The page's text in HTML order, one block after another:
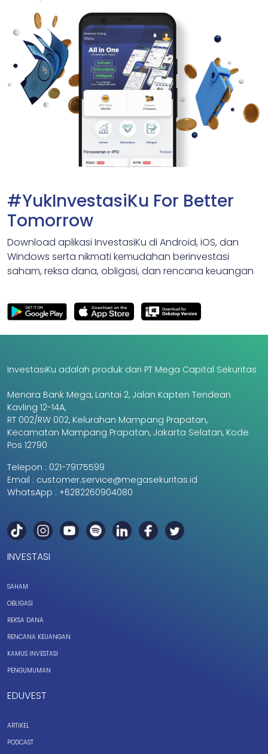
#YukInvestasiKu For Better
Tomorrow
Download aplikasi InvestasiKu di Android, iOS, dan
Windows serta nikmati kemudahan berinvestasi
saham, reksa dana, obligasi, dan rencana keuangan
InvestasiKu adalah produk dari PT Mega Capital Sekuritas
Menara Bank Mega, Lantai 2, Jalan Kapten Tendean
Kavling 12-14A,
RT 002/RW 002, Kelurahan Mampang Prapatan,
Kecamatan Mampang Prapatan, Jakarta Selatan, Kode
Pos 12790
Telepon : 021-79175599
Email : customer.service@megasekuritas.id
WhatsApp : +6282260904080
INVESTASI
SAHAM
OBLIGASI
REKSA DANA
RENCANA KEUANGAN
KAMUS INVESTASI
PENGUMUMAN
EDUVEST
ARTIKEL
PODCAST